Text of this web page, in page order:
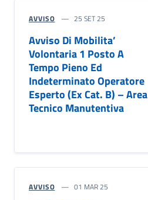
AVVISO 25 SET 25
Avviso Di Mobilita’
Volontaria 1 Posto A
Tempo Pieno Ed
Indeterminato Operatore
Esperto (Ex Cat. B) – Area
Tecnico Manutentiva
AVVISO 01 MAR 25